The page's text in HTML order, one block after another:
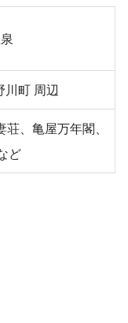
川町 周辺
、亀屋万年閣、
ど